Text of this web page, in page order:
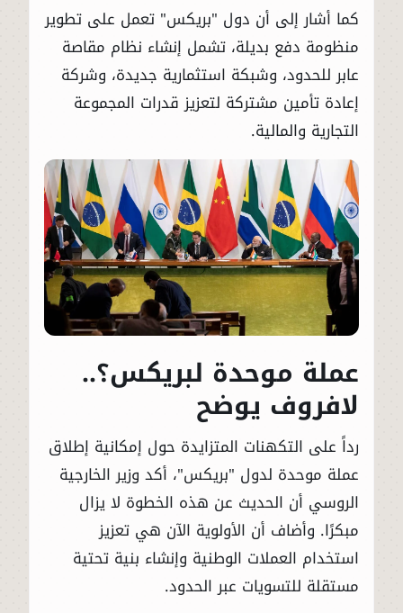
كما أشار إلى أن دول "بريكس" تعمل على تطوير
منظومة دفع بديلة، تشمل إنشاء نظام مقاصة
عابر للحدود، وشبكة استثمارية جديدة، وشركة
إعادة تأمين مشتركة لتعزيز قدرات المجموعة
التجارية والمالية.
عملة موحدة لبريكس؟..
لافروف يوضح
رداً على التكهنات المتزايدة حول إمكانية إطلاق
عملة موحدة لدول "بريكس"، أكد وزير الخارجية
الروسي أن الحديث عن هذه الخطوة لا يزال
مبكرًا. وأضاف أن الأولوية الآن هي تعزيز
استخدام العملات الوطنية وإنشاء بنية تحتية
مستقلة للتسويات عبر الحدود.